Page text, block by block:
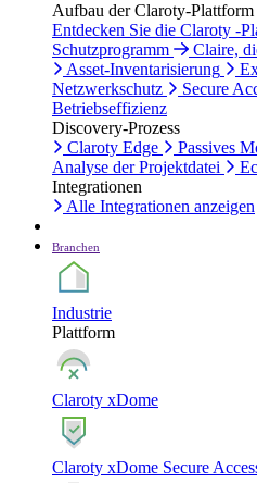
Aufbau der Claroty-Plattform
Entdecken Sie die Claroty -
Schutzprogramm
Claire,
Asset-Inventarisierung
Netzwerkschutz
Secure
Betriebseffizienz
Discovery-Prozess
Claroty Edge
Passives
Analyse der Projektdatei
Integrationen
Alle Integrationen anzeigen
Branchen
Industrie
Plattform
Claroty xDome
Claroty xDome Secure